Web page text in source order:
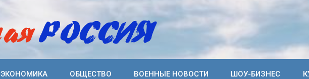
ЭКОНОМИКА ОБЩЕСТВО ВОЕННЫЕ НОВОСТИ ШОУ-БИЗНЕС